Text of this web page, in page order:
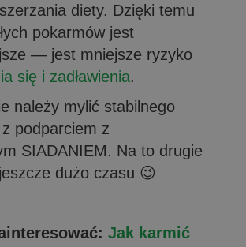
diety. Dzięki temu
pokarmów jest
— jest mniejsze ryzyko
się i zadławienia.
należy mylić stabilnego
podparciem z
SIADANIEM. Na to drugie
dużo czasu 😉
Jak karmić